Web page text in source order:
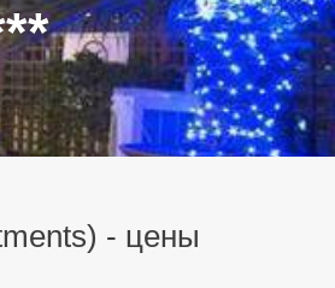
- цены